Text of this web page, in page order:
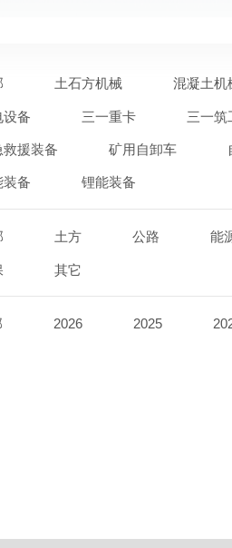
土石方机械 混凝土机
设备 三一重卡 三一筑
救援装备 矿用自卸车
装备 锂能装备
土方 公路 能
其它
2026 2025